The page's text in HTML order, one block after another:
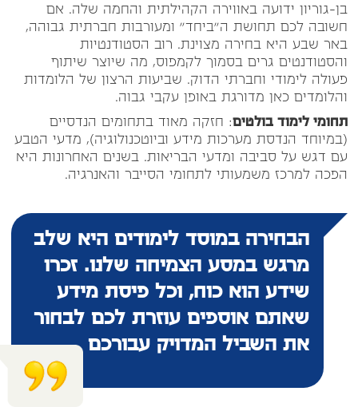
בן-גוריון ידועה באווירה הקהילתית והחמה שלה. אם
חשובה לכם תחושת ה"ביחד" ומעורבות חברתית גבוהה,
באר שבע היא בחירה מצוינת. רוב הסטודנטיות
והסטודנטים גרים בסמוך לקמפוס, מה שיוצר שיתוף
פעולה לימודי וחברתי הדוק. שביעות הרצון של הלומדות
והלומדים כאן מדורגת באופן עקבי גבוה.
תחומי לימוד בולטים: חזקה מאוד בתחומים הנדסיים
(במיוחד הנדסת מערכות מידע וביוטכנולוגיה), מדעי הטבע
עם דגש על סביבה ומדעי הבריאות. בשנים האחרונות היא
הפכה למרכז משמעותי לתחומי הסייבר והאנרגיה.
הבחירה במוסד לימודים היא שלב
מרגש במסע הצמיחה שלנו. זכרו
שידע הוא כוח, וכל פיסת מידע
שאתם אוספים עוזרת לכם לבחור
את השביל המדויק עבורכם